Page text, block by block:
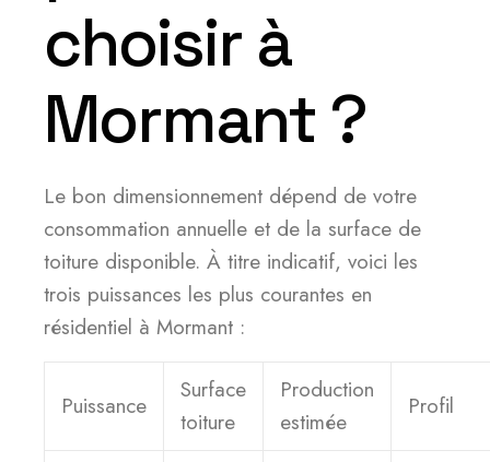
choisir à
Mormant ?
Le bon dimensionnement dépend de votre
consommation annuelle et de la surface de
toiture disponible. À titre indicatif, voici les
trois puissances les plus courantes en
résidentiel à Mormant :
Puissance
Surface
toiture
Production
estimée
Profil